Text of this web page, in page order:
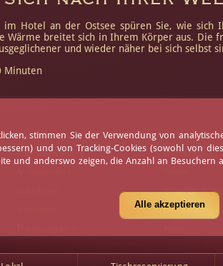
im Hotel an der Ostsee spüren Sie, wie
Wärme breitet sich in Ihrem Körper aus.
und wieder näher bei sich selbst
Minuten
Tischreservierung
Öffnungszeiten
Virtueller
Gäste-
stimmen Sie der Verwendung von
und von Tracking-Cookies (sowohl von
und anderswo zeigen, die Anzahl an
Alle akzeptieren